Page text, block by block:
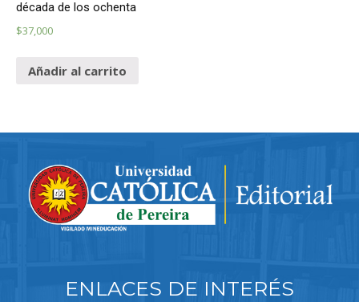
década de los ochenta
$37,000
Añadir al carrito
ENLACES DE INTERÉS